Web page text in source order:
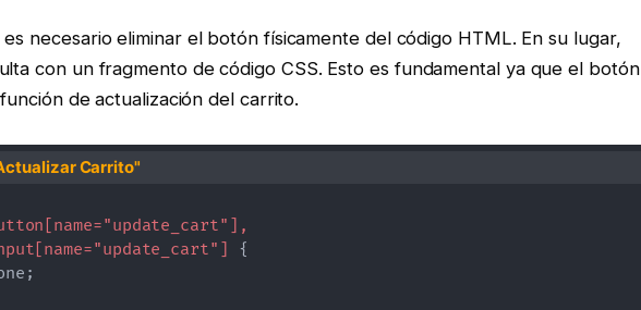
necesario eliminar el botón físicamente del código HTML. En su lugar,
con un fragmento de código CSS. Esto es fundamental ya que el botón
de actualización del carrito.
Carrito"
{
;